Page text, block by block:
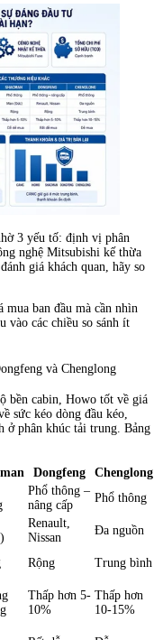
3 yếu tố: định vị phân
nghệ Mitsubishi kế thừa
giá khách quan, hãy so
ban đầu mà cần nhìn
vào các chiều so sánh ít
và Chenglong
bền cabin, Howo tốt về giá
sức kéo dòng đầu kéo,
ở phân khúc tải trung. Bảng
Dongfeng
Chenglong
Phổ thông –
nâng cấp
Phổ thông
Renault,
Nissan
Đa nguồn
Rộng
Trung bình
Thấp hơn 5-
10%
Thấp hơn
10-15%